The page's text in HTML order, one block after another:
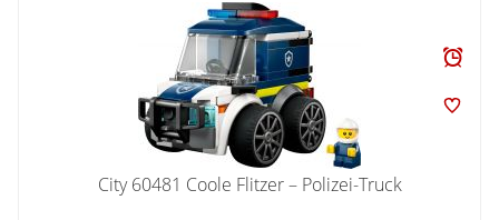
City 60481 Coole Flitzer – Polizei-Truck